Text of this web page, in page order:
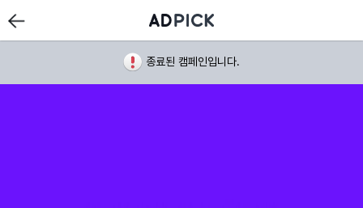
종료된 캠페인입니다.